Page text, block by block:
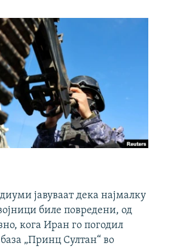
јавуваат дека најмалку
биле повредени, од
кога Иран го погодил
„Принц Султан“ во